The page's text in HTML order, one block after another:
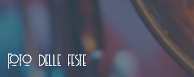
Foto delle feste